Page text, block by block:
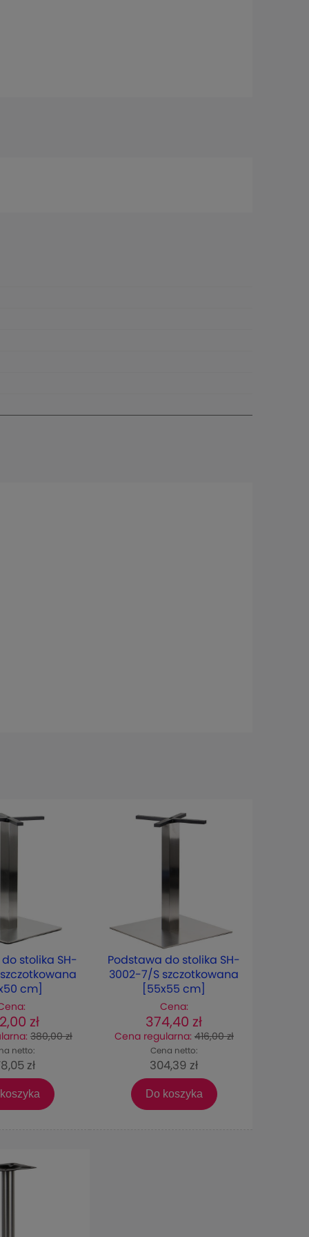
stolika SH-
cm]
zł
380,00 zł
netto:
zł
Podstawa do stolika SH-
3002-7/S szczotkowana
[55x55 cm]
Cena:
374,40 zł
Cena regularna: 416,00 zł
Cena netto:
304,39 zł
Do koszyka